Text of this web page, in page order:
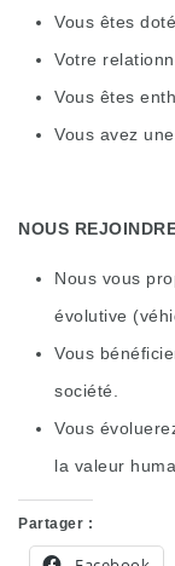
Vous êtes
Votre
Vous êtes
Vous avez
NOUS
Nous vous
évolutive
Vous
société.
Vous
la valeur
Partager :